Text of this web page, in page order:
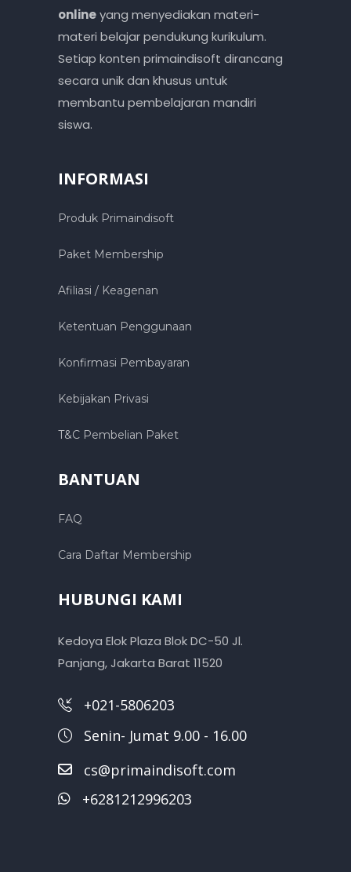
onlineyang menyediakan materi-
materi belajar pendukung kurikulum.
Setiap konten primaindisoft dirancang
secara unik dan khusus untuk
membantu pembelajaran mandiri
siswa.
INFORMASI
Produk Primaindisoft
Paket Membership
Afiliasi / Keagenan
Ketentuan Penggunaan
Konfirmasi Pembayaran
Kebijakan Privasi
T&C Pembelian Paket
BANTUAN
FAQ
Cara Daftar Membership
HUBUNGI KAMI
Kedoya Elok Plaza Blok DC-50 Jl.
Panjang, Jakarta Barat 11520
+021-5806203
Senin- Jumat 9.00 - 16.00
cs@primaindisoft.com
+6281212996203